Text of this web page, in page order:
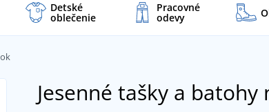
Detské
oblečenie
Pracovné
odevy
Jesenné tašky a